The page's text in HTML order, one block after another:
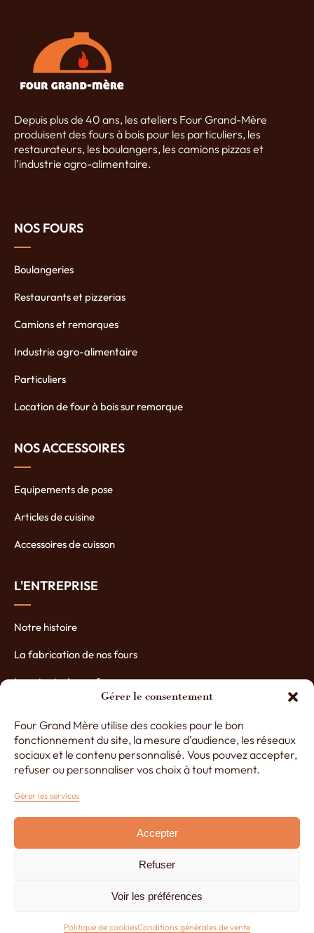
Gérer le consentement
Four Grand Mère utilise des cookies pour le bon
fonctionnement du site, la mesure d’audience, les réseaux
sociaux et le contenu personnalisé. Vous pouvez accepter,
refuser ou personnaliser vos choix à tout moment.
Gérer les services
Accepter
Refuser
Voir les préférences
Politique de cookiesConditions générales de vente
Depuis plus de 40 ans, les ateliers Four Grand-Mère
produisent des fours à bois pour les particuliers, les
restaurateurs, les boulangers, les camions pizzas et
l’industrie agro-alimentaire.
NOS FOURS
Boulangeries
Restaurants et pizzerias
Camions et remorques
Industrie agro-alimentaire
Particuliers
Location de four à bois sur remorque
NOS ACCESSOIRES
Equipements de pose
Articles de cuisine
Accessoires de cuisson
L'ENTREPRISE
Notre histoire
La fabrication de nos fours
Les atouts de nos fours
Nos partenaires
+33 (0)3 29 65 20 53
Du lundi au vendredi de 8h à 12h30 et de 13h30 à 17h
Lézards Création